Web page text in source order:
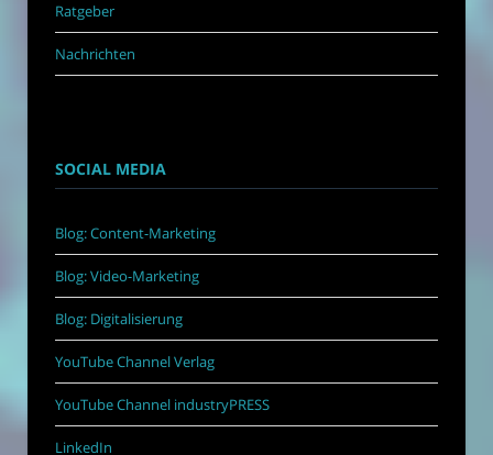
Ratgeber
Nachrichten
SOCIAL MEDIA
Blog: Content-Marketing
Blog: Video-Marketing
Blog: Digitalisierung
YouTube Channel Verlag
YouTube Channel industryPRESS
LinkedIn